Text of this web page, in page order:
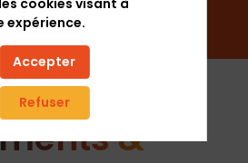
un message
&
expérience.
Accepter
Refuser